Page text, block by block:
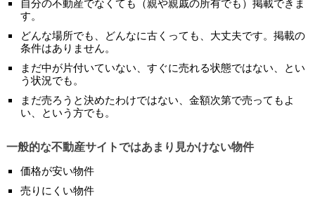
自分の不動産でなくても（親や親戚の所有でも）掲載できま
す。
どんな場所でも、どんなに古くっても、大丈夫です。掲載の
条件はありません。
まだ中が片付いていない、すぐに売れる状態ではない、とい
う状況でも。
まだ売ろうと決めたわけではない、金額次第で売ってもよ
い、という方でも。
一般的な不動産サイトではあまり見かけない物件
価格が安い物件
売りにくい物件